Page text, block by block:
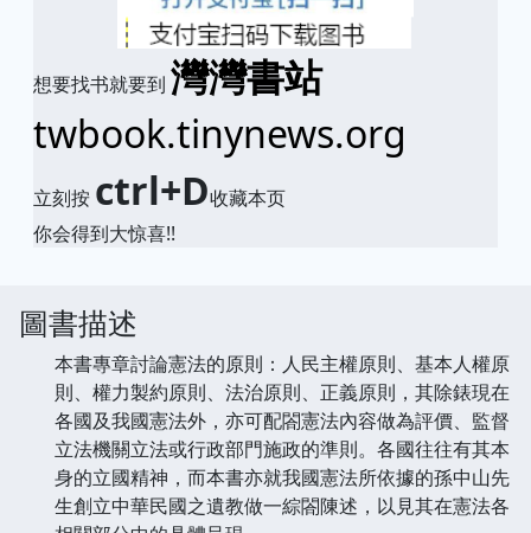
想要找书就要到 灣灣書站
twbook.tinynews.org
立刻按 ctrl+D收藏本页
你会得到大惊喜!!
圖書描述
本書專章討論憲法的原則：人民主權原則、基本人權原
則、權力製約原則、法治原則、正義原則，其除錶現在
各國及我國憲法外，亦可配閤憲法內容做為評價、監督
立法機關立法或行政部門施政的準則。各國往往有其本
身的立國精神，而本書亦就我國憲法所依據的孫中山先
生創立中華民國之遺教做一綜閤陳述，以見其在憲法各